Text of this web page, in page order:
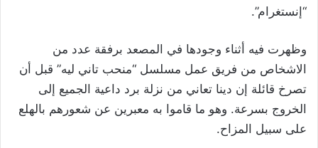
“إنستغرام”.
وظهرت فيه أثناء وجودها في المصعد برفقة عدد من
الاشخاص من فريق عمل مسلسل “منحب تاني ليه” قبل أن
تصرخ قائلة إن دينا تعاني من نزلة برد داعية الجميع إلى
الخروج بسرعة. وهو ما قاموا به معبرين عن شعورهم بالهلع
على سبيل المزاح.